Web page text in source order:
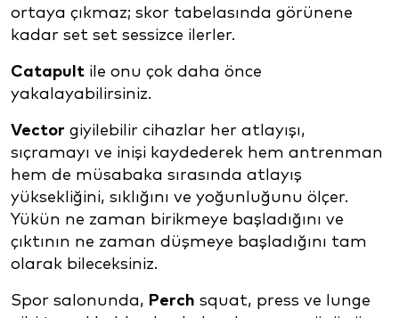
ortaya çıkmaz; skor tabelasında görünene
kadar set set sessizce ilerler.
Catapult ile onu çok daha önce
yakalayabilirsiniz.
Vector giyilebilir cihazlar her atlayışı,
sıçramayı ve inişi kaydederek hem antrenman
hem de müsabaka sırasında atlayış
yüksekliğini, sıklığını ve yoğunluğunu ölçer.
Yükün ne zaman birikmeye başladığını ve
çıktının ne zaman düşmeye başladığını tam
olarak bileceksiniz.
Spor salonunda, Perch squat, press ve lunge